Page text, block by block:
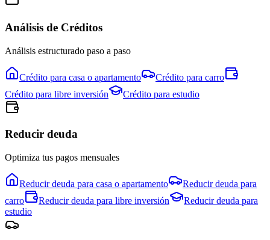
Análisis de Créditos
Análisis estructurado paso a paso
Crédito para casa o apartamento Crédito para carro
Crédito para libre inversión Crédito para estudio
Reducir deuda
Optimiza tus pagos mensuales
Reducir deuda para casa o apartamento
Reducir deuda para
carro
Reducir deuda para libre inversión
Reducir deuda para
estudio